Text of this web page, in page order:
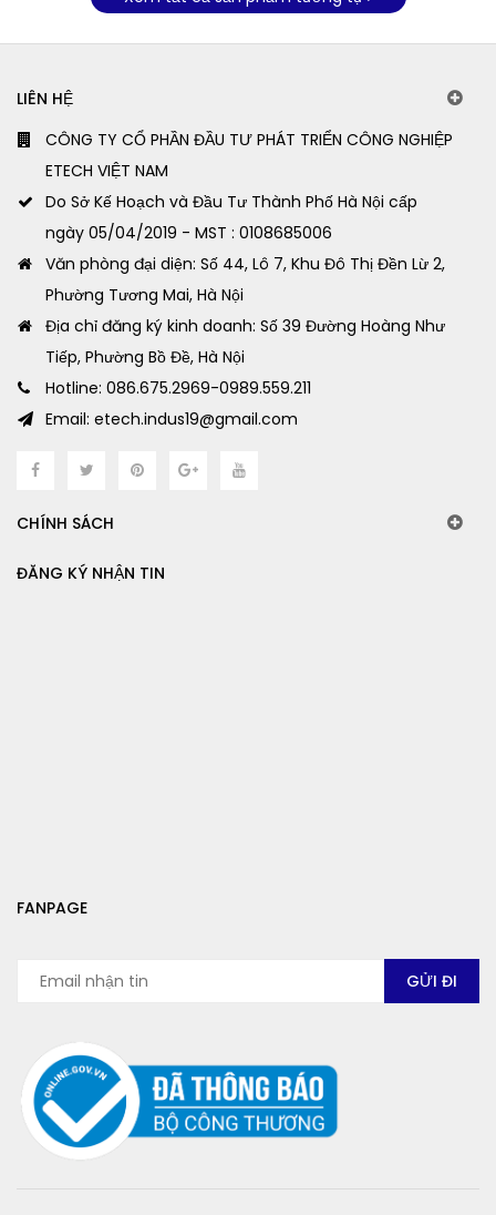
LIÊN HỆ
CÔNG TY CỔ PHẦN ĐẦU TƯ PHÁT TRIỂN CÔNG NGHIỆP
ETECH VIỆT NAM
Do Sở Kế Hoạch và Đầu Tư Thành Phố Hà Nội cấp
ngày 05/04/2019 - MST : 0108685006
Văn phòng đại diện: Số 44, Lô 7, Khu Đô Thị Đền Lừ 2,
Phường Tương Mai, Hà Nội
Địa chỉ đăng ký kinh doanh: Số 39 Đường Hoàng Như
Tiếp, Phường Bồ Đề, Hà Nội
Hotline: 086.675.2969-0989.559.211
Email: etech.indus19@gmail.com
CHÍNH SÁCH
ĐĂNG KÝ NHẬN TIN
FANPAGE